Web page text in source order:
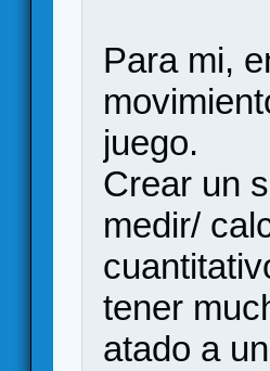
Para mi,
juego.
Crear un
medir/
tener
atado a